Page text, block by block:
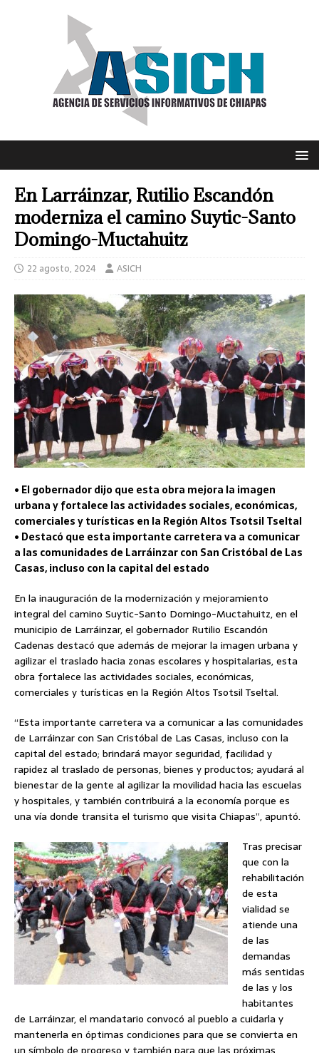
En Larráinzar, Rutilio Escandón
moderniza el camino Suytic-Santo
Domingo-Muctahuitz
22 agosto, 2024 ASICH
• El gobernador dijo que esta obra mejora la imagen
urbana y fortalece las actividades sociales, económicas,
comerciales y turísticas en la Región Altos Tsotsil Tseltal
• Destacó que esta importante carretera va a comunicar
a las comunidades de Larráinzar con San Cristóbal de Las
Casas, incluso con la capital del estado
En la inauguración de la modernización y mejoramiento
integral del camino Suytic-Santo Domingo-Muctahuitz, en el
municipio de Larráinzar, el gobernador Rutilio Escandón
Cadenas destacó que además de mejorar la imagen urbana y
agilizar el traslado hacia zonas escolares y hospitalarias, esta
obra fortalece las actividades sociales, económicas,
comerciales y turísticas en la Región Altos Tsotsil Tseltal.
“Esta importante carretera va a comunicar a las comunidades
de Larráinzar con San Cristóbal de Las Casas, incluso con la
capital del estado; brindará mayor seguridad, facilidad y
rapidez al traslado de personas, bienes y productos; ayudará al
bienestar de la gente al agilizar la movilidad hacia las escuelas
y hospitales, y también contribuirá a la economía porque es
una vía donde transita el turismo que visita Chiapas”, apuntó.
Tras precisar
que con la
rehabilitación
de esta
vialidad se
atiende una
de las
demandas
más sentidas
de las y los
habitantes
de Larráinzar, el mandatario convocó al pueblo a cuidarla y
mantenerla en óptimas condiciones para que se convierta en